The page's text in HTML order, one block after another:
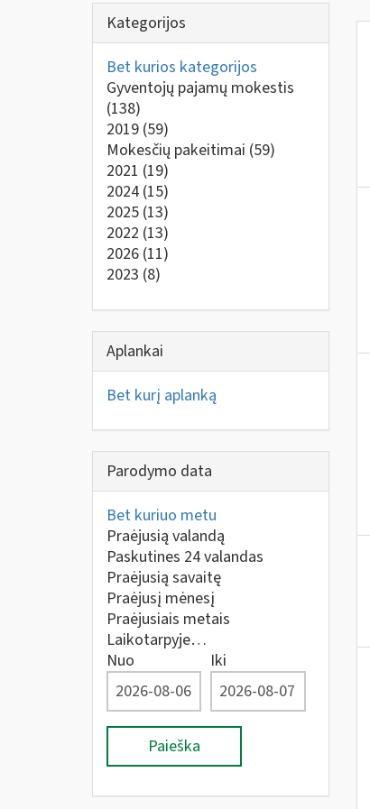
Kategorijos
Bet kurios kategorijos
Gyventojų pajamų mokestis
(138)
2019 (59)
Mokesčių pakeitimai (59)
2021 (19)
2024 (15)
2025 (13)
2022 (13)
2026 (11)
2023 (8)
Aplankai
Bet kurį aplanką
Parodymo data
Bet kuriuo metu
Praėjusią valandą
Paskutines 24 valandas
Praėjusią savaitę
Praėjusį mėnesį
Praėjusiais metais
Laikotarpyje…
Nuo
Iki
Paieška